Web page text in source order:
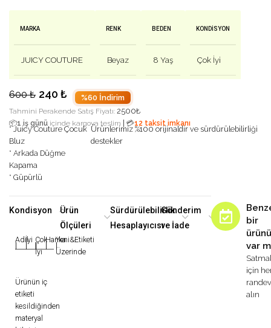
MARKA
JUICY COUTURE
RENK
Beyaz
BEDEN
8 Yaş
KONDISYON
Çok İyi
600₺ 240 ₺ %60 İndirim
Tahmini Perakende Satış Fiyatı: 2500₺
📦1 iş günü içinde kargoya teslim 💳12 taksit imkanı
* Juicy Couture Çocuk
Bluz
* Arkada Düğme
Kapama
* Güpürlü
Ürünlerimiz %100 orijinaldir ve sürdürülebilirliği
destekler
Kondisyon
Adilİyi
|
Çok
İyi
Harika
|
Yeni&Etiketi
Üzerinde
Ürünün iç
etiketi
kesildiğinden
materyal
Ürün
Ölçüleri
Sürdürülebilirlik
Hesaplayıcısı
Gönderim
ve İade
bir
var
için
alın